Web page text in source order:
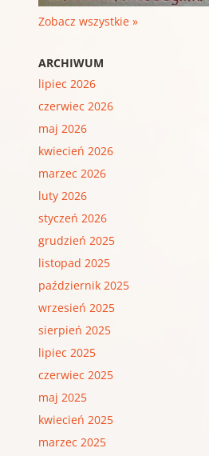
Zobacz wszystkie »
ARCHIWUM
lipiec 2026
czerwiec 2026
maj 2026
kwiecień 2026
marzec 2026
luty 2026
styczeń 2026
grudzień 2025
listopad 2025
październik 2025
wrzesień 2025
sierpień 2025
lipiec 2025
czerwiec 2025
maj 2025
kwiecień 2025
marzec 2025